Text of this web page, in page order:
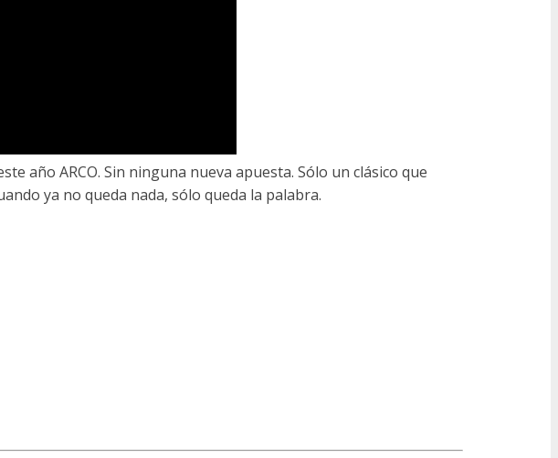
año ARCO. Sin ninguna nueva apuesta. Sólo un clásico que
ya no queda nada, sólo queda la palabra.